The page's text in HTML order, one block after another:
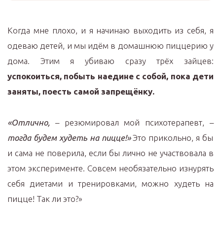
Когда мне плохо, и я начинаю выходить из себя, я
одеваю детей, и мы идём в домашнюю пиццерию у
дома. Этим я убиваю сразу трёх зайцев:
успокоиться, побыть наедине с собой, пока дети
заняты, поесть самой запрещёнку.
«Отлично, – резюмировал мой психотерапевт, –
тогда будем худеть на пицце!»Это прикольно, я бы
и сама не поверила, если бы лично не участвовала в
этом эксперименте. Совсем необязательно изнурять
себя диетами и тренировками, можно худеть на
пицце! Так ли это?»